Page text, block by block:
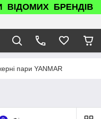
ВІДОМИХ БРЕНДІВ
пари YANMAR